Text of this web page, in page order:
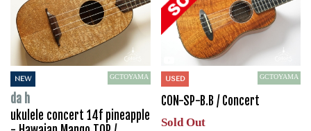
NEW GCTOYAMA
da h
ukulele concert 14f pineapple
USED GCTOYAMA
CON-SP-B.B / Concert
Sold Out